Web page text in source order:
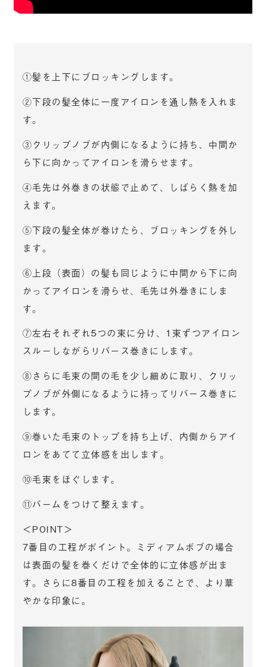
①髪を上下にブロッキングします。
②下段の髪全体に一度アイロンを通し熱を入れま
す。
③クリップノブが内側になるように持ち、中間か
ら下に向かってアイロンを滑らせます。
④毛先は外巻きの状態で止めて、しばらく熱を加
えます。
⑤下段の髪全体が巻けたら、ブロッキングを外し
ます。
⑥上段（表面）の髪も同じように中間から下に向
かってアイロンを滑らせ、毛先は外巻きにしま
す。
⑦左右それぞれ5つの束に分け、1束ずつアイロン
スルーしながらリバース巻きにします。
⑧さらに毛束の間の毛を少し細めに取り、クリッ
プノブが外側になるように持ってリバース巻きに
します。
⑨巻いた毛束のトップを持ち上げ、内側からアイ
ロンをあてて立体感を出します。
⑩毛束をほぐします。
⑪バームをつけて整えます。
＜POINT＞
7番目の工程がポイント。ミディアムボブの場合
は表面の髪を巻くだけで全体的に立体感が出ま
す。さらに8番目の工程を加えることで、より華
やかな印象に。